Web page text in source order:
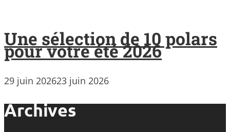
Une sélection de 10 polars
pour votre été 2026
29 juin 202623 juin 2026
Archives